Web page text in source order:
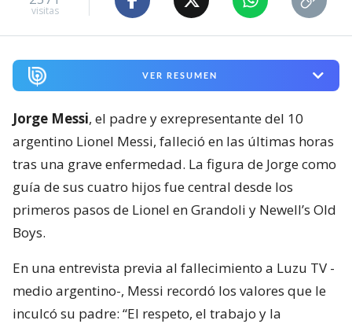
visitas
VER RESUMEN
Jorge Messi, el padre y exrepresentante del 10
argentino Lionel Messi, falleció en las últimas horas
tras una grave enfermedad. La figura de Jorge como
guía de sus cuatro hijos fue central desde los
primeros pasos de Lionel en Grandoli y Newell’s Old
Boys.
En una entrevista previa al fallecimiento a Luzu TV -
medio argentino-, Messi recordó los valores que le
inculcó su padre: “El respeto, el trabajo y la